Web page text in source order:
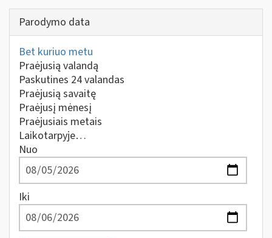
Parodymo data
Bet kuriuo metu
Praėjusią valandą
Paskutines 24 valandas
Praėjusią savaitę
Praėjusį mėnesį
Praėjusiais metais
Laikotarpyje…
Nuo
Iki